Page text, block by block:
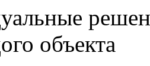
объекта